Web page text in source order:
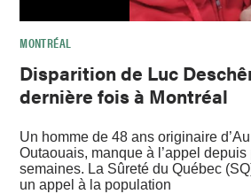
MONTRÉAL
Disparition de Luc
dernière fois à Montréal
Un homme de 48 ans originaire
Outaouais, manque à l’appel
semaines. La Sûreté du Québec
un appel à la population